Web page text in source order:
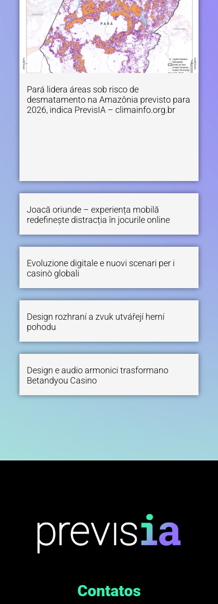
Pará lidera áreas sob risco de
desmatamento na Amazônia previsto para
2026, indica PrevisIA – climainfo.org.br
Joacă oriunde – experiența mobilă
redefinește distracția în jocurile online
Evoluzione digitale e nuovi scenari per i
casinò globali
Design rozhraní a zvuk utvářejí herní
pohodu
Design e audio armonici trasformano
Betandyou Casino
Contatos